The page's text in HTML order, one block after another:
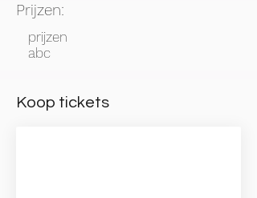
Prijzen:
prijzen
abc
Koop tickets